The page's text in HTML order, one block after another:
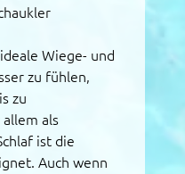
Wiege- und
zu fühlen,
zu
als
ist die
Auch wenn